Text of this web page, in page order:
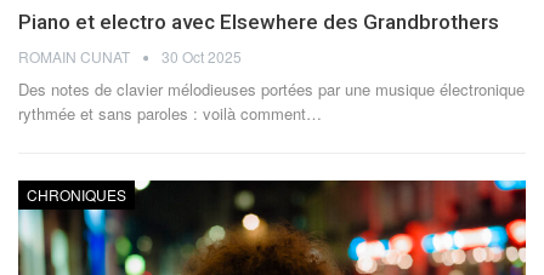
Piano et electro avec Elsewhere des Grandbrothers
ROMAIN CUNAT 30 Oct 2025
Des notes de clavier mélodieuses portées par une musique électronique
rythmée et sans paroles : voilà comment…
CHRONIQUES